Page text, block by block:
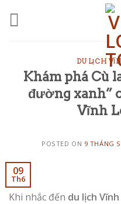
DU LỊCH
Khám phá Cù
đường xanh”
Vĩnh
POSTED ON 9 THÁNG
09
Th6
Khi nhắc đến du lịch